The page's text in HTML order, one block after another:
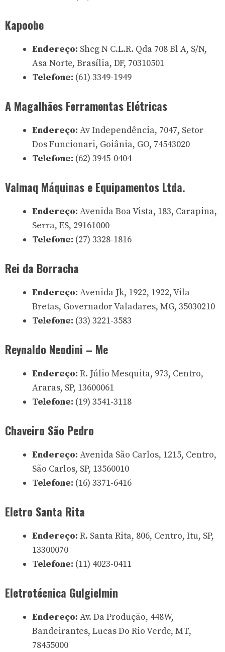
Kapoobe
Endereço: Shcg N C.L.R. Qda 708 Bl A, S/N,
Asa Norte, Brasília, DF, 70310501
Telefone: (61) 3349-1949
A Magalhães Ferramentas Elétricas
Endereço: Av Independência, 7047, Setor
Dos Funcionari, Goiânia, GO, 74543020
Telefone: (62) 3945-0404
Valmaq Máquinas e Equipamentos Ltda.
Endereço: Avenida Boa Vista, 183, Carapina,
Serra, ES, 29161000
Telefone: (27) 3328-1816
Rei da Borracha
Endereço: Avenida Jk, 1922, 1922, Vila
Bretas, Governador Valadares, MG, 35030210
Telefone: (33) 3221-3583
Reynaldo Neodini – Me
Endereço: R. Júlio Mesquita, 973, Centro,
Araras, SP, 13600061
Telefone: (19) 3541-3118
Chaveiro São Pedro
Endereço: Avenida São Carlos, 1215, Centro,
São Carlos, SP, 13560010
Telefone: (16) 3371-6416
Eletro Santa Rita
Endereço: R. Santa Rita, 806, Centro, Itu, SP,
13300070
Telefone: (11) 4023-0411
Eletrotécnica Gulgielmin
Endereço: Av. Da Produção, 448W,
Bandeirantes, Lucas Do Rio Verde, MT,
78455000